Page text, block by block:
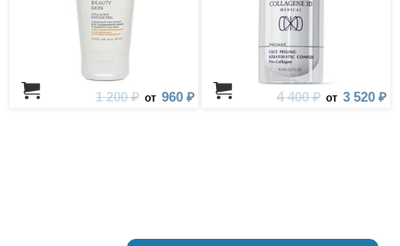
1 200 ₽ от 960 ₽ 4 400 ₽ от 3 520 ₽